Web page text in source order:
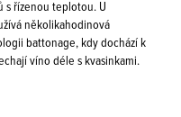
s řízenou teplotou. U
několikahodinová
battonage, kdy dochází k
víno déle s kvasinkami.